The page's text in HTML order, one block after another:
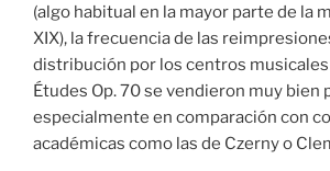
(algo habitual en la mayor parte de la
XIX), la frecuencia de las
distribución por los centros
Études Op. 70 se vendieron muy bien
especialmente en comparación con
académicas como las de Czerny o